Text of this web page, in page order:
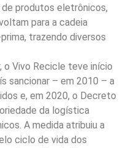
produtos eletrônicos,
para a cadeia
trazendo diversos
o Vivo Recicle teve início
sancionar – em 2010 – a
e, em 2020, o Decreto
da logística
A medida atribuiu a
ciclo de vida dos